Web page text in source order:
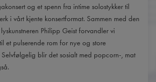
og et spenn fra intime solostykker til
i vårt kjente konsertformat. Sammen med den
Philipp Geist forvandler vi
et pulserende rom for nye og store
Selvfølgelig blir det sosialt med popcorn-, mat